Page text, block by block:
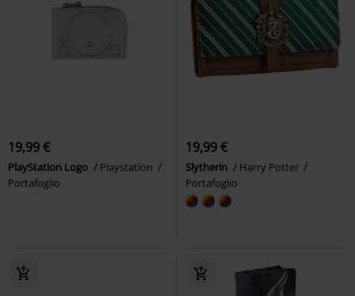
19,99 €
PlayStation Logo
Playstation
Portafoglio
19,99 €
Slytherin
Harry Potter
Portafoglio